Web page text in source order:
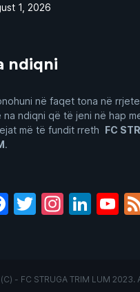
1, 2026
ndiqni
në faqet tona në
na ndiqni që të jeni në hap
më të fundit rreth
FC
.
Facebook
Twitter
- FC STRUGA TRIM LUM